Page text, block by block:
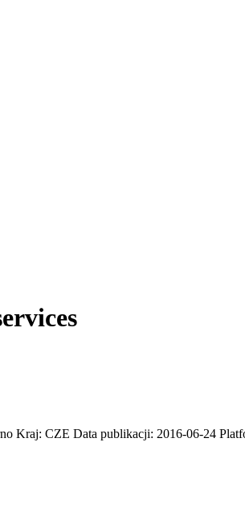
Kraj: CZE Data publikacji: 2016-06-24